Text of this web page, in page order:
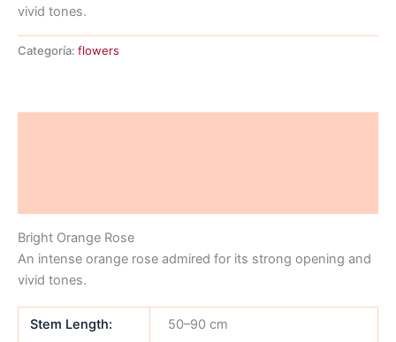
vivid tones.
Categoría: flowers
Bright Orange Rose
An intense orange rose admired for its strong opening and
vivid tones.
Stem Length: 50–90 cm